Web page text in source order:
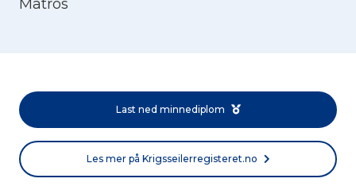
Matros
Last ned minnediplom
Les mer på Krigsseilerregisteret.no